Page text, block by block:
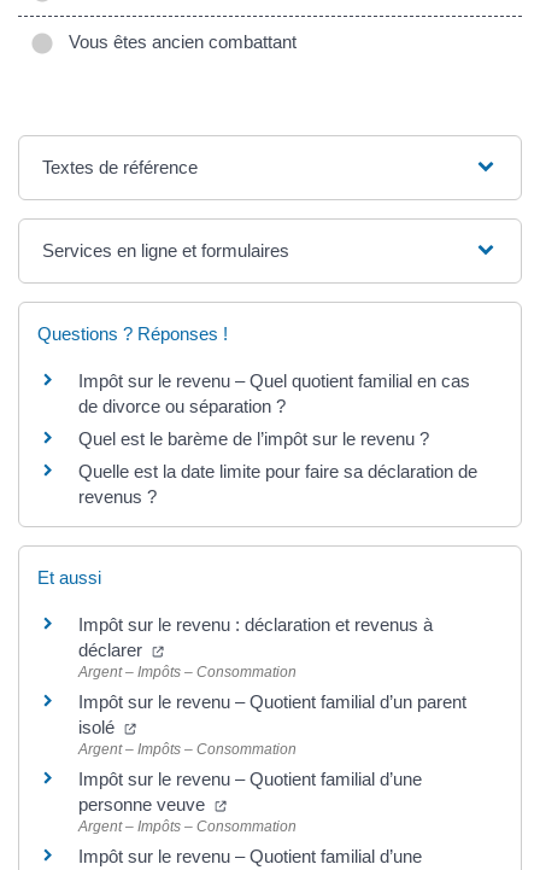
Vous êtes ancien combattant
Textes de référence
Services en ligne et formulaires
Questions ? Réponses !
Impôt sur le revenu – Quel quotient familial en cas
de divorce ou séparation ?
Quel est le barème de l’impôt sur le revenu ?
Quelle est la date limite pour faire sa déclaration de
revenus ?
Et aussi
Impôt sur le revenu : déclaration et revenus à
déclarer
Argent – Impôts – Consommation
Impôt sur le revenu – Quotient familial d’un parent
isolé
Argent – Impôts – Consommation
Impôt sur le revenu – Quotient familial d’une
personne veuve
Argent – Impôts – Consommation
Impôt sur le revenu – Quotient familial d’une